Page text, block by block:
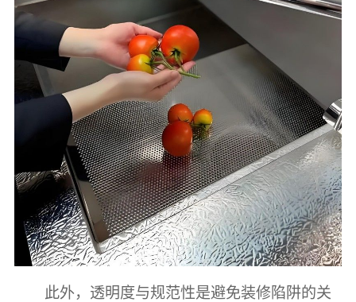
此外，透明度与规范性是避免装修陷阱的关